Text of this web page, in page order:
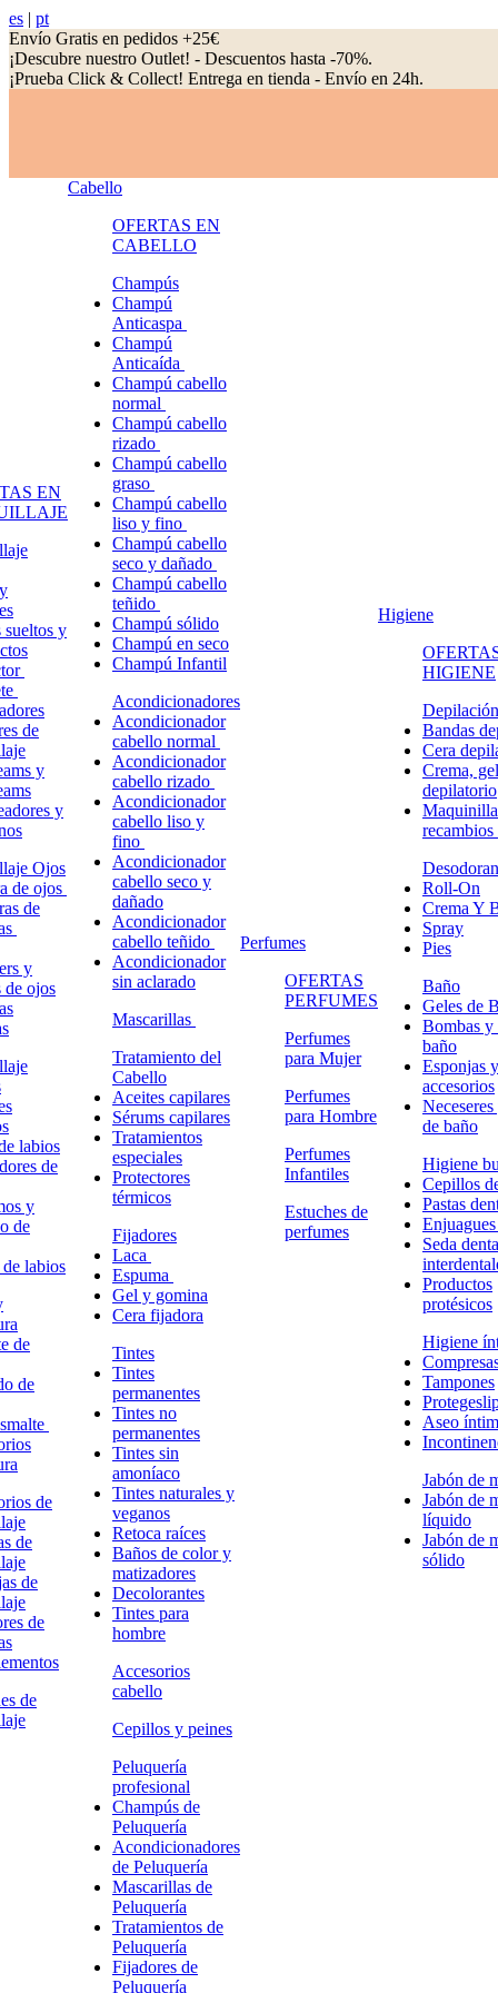
es | pt
Envío Gratis en pedidos +25€
¡Descubre nuestro Outlet! - Descuentos hasta -70%.
¡Prueba Click & Collect! Entrega en tienda - Envío en 24h.
EN
sueltos y
de
y
y
Ojos
de ojos
de
y
de ojos
labios
de
y
de
labios
de
de
de
de
de
de
de
Cabello
OFERTAS EN
CABELLO
Champús
Champú
Anticaspa
Champú
Anticaída
Champú cabello
normal
Champú cabello
rizado
Champú cabello
graso
Champú cabello
liso y fino
Champú cabello
seco y dañado
Champú cabello
teñido
Champú sólido
Champú en seco
Champú Infantil
Acondicionadores
Acondicionador
cabello normal
Acondicionador
cabello rizado
Acondicionador
cabello liso y
fino
Acondicionador
cabello seco y
dañado
Acondicionador
cabello teñido
Acondicionador
sin aclarado
Mascarillas
Tratamiento del
Cabello
Aceites capilares
Sérums capilares
Tratamientos
especiales
Protectores
térmicos
Fijadores
Laca
Espuma
Gel y gomina
Cera fijadora
Tintes
Tintes
permanentes
Tintes no
permanentes
Tintes sin
amoníaco
Tintes naturales y
veganos
Retoca raíces
Baños de color y
matizadores
Decolorantes
Tintes para
hombre
Accesorios
cabello
Cepillos y peines
Peluquería
profesional
Champús de
Peluquería
Acondicionadores
de Peluquería
Mascarillas de
Peluquería
Tratamientos de
Peluquería
Fijadores de
Peluquería
Perfumes
OFERTAS
PERFUMES
Perfumes
para Mujer
Perfumes
para Hombre
Perfumes
Infantiles
Estuches de
perfumes
Higiene
HIGIENE
Depilación
Bandas
Cera
Crema,
depilatorio
recambios
Roll-On
Crema Y
Spray
Pies
Baño
Geles de
Bombas y
baño
Esponjas y
accesorios
de baño
Higiene
Cepillos
Pastas
Seda
Productos
protésicos
Higiene
Tampones
Aseo
Jabón de
Jabón de
líquido
Jabón de
sólido